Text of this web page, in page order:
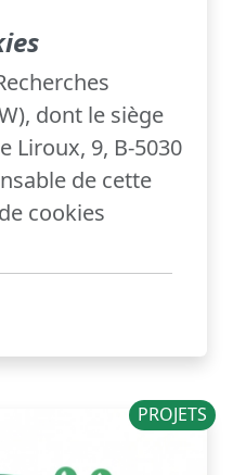
dont le siège
Liroux, 9, B-5030
de cette
cookies
PROJETS